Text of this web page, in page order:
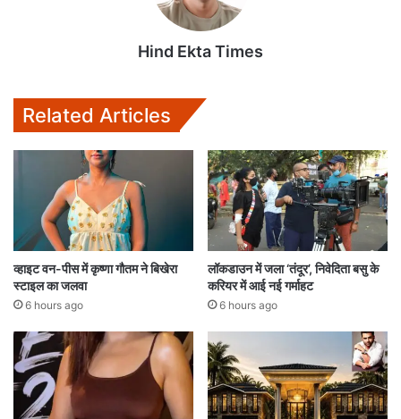
Hind Ekta Times
Related Articles
व्हाइट वन-पीस में कृष्णा गौतम ने बिखेरा
स्टाइल का जलवा
6 hours ago
लॉकडाउन में जला ‘तंदूर’, निवेदिता बसु के
करियर में आई नई गर्माहट
6 hours ago